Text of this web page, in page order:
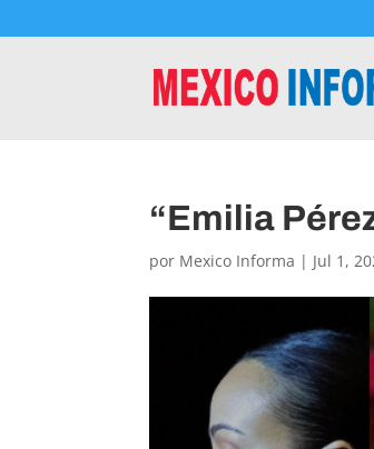
“Emilia
por Mexico Informa | Jul 1,